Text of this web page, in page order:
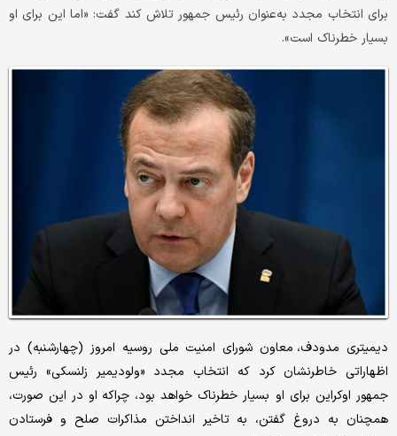
برای انتخاب مجدد به‌عنوان رئیس جمهور تلاش کند گفت: «اما این برای او
بسیار خطرناک است».
دیمیتری مدودف، معاون شورای امنیت ملی روسیه امروز (چهارشنبه) در
اظهاراتی خاطرنشان کرد که انتخاب مجدد «ولودیمیر زلنسکی» رئیس
جمهور اوکراین برای او بسیار خطرناک خواهد بود، چراکه او در این صورت،
همچنان به دروغ گفتن، به تاخیر انداختن مذاکرات صلح و فرستادن